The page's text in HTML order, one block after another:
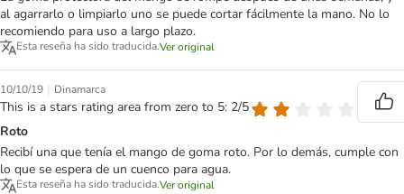
al agarrarlo o limpiarlo uno se puede cortar fácilmente la mano. No lo
recomiendo para uso a largo plazo.
Esta reseña ha sido traducida.Ver original
10/10/19 | Dinamarca
This is a stars rating area from zero to 5: 2/5
Roto
Recibí una que tenía el mango de goma roto. Por lo demás, cumple con
lo que se espera de un cuenco para agua.
Esta reseña ha sido traducida.Ver original